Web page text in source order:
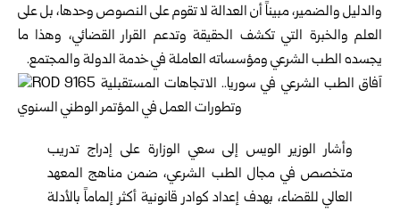
والدليل والضمير، مبيناً أن العدالة لا تقوم على النصوص وحدها، بل على
العلم والخبرة التي تكشف الحقيقة وتدعم القرار القضائي، وهذا ما
يجسده الطب الشرعي ومؤسساته العاملة في خدمة الدولة والمجتمع.
وأشار الوزير الويس إلى سعي الوزارة على إدراج تدريب
متخصص في مجال الطب الشرعي، ضمن مناهج المعهد
العالي للقضاء، بهدف إعداد كوادر قانونية أكثر إلماماً بالأدلة